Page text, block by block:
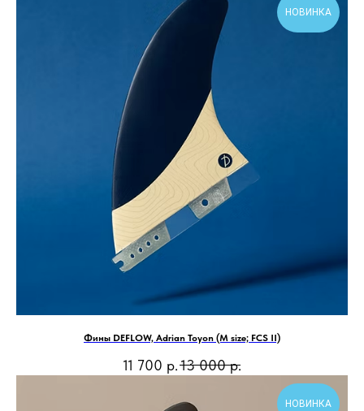
НОВИНКА
Фины DEFLOW, Adrian Toyon (M size; FCS II)
11 700 р.13 000 р.
НОВИНКА